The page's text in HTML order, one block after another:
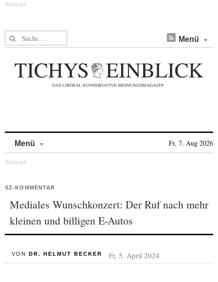
Suche nach: Menü
Menü Fr, 7. Aug 2026
SZ-KOMMENTAR
Mediales Wunschkonzert: Der Ruf nach mehr
kleinen und billigen E-Autos
VON DR. HELMUT BECKER Fr, 5. April 2024